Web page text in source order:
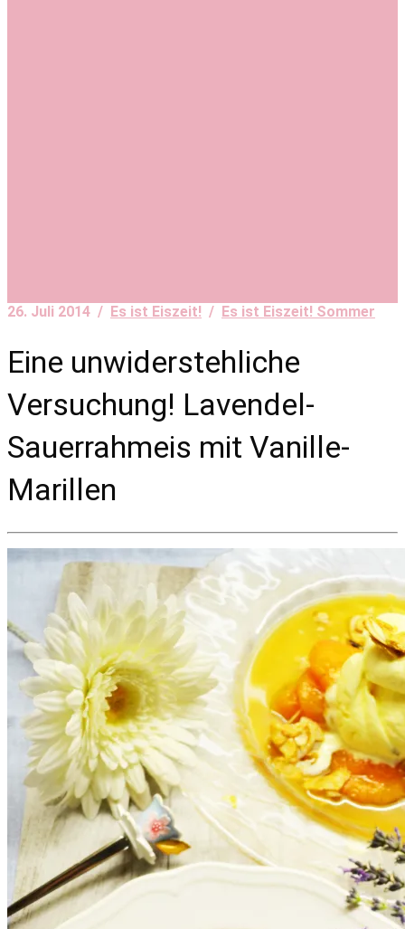
26. Juli 2014 / Es ist Eiszeit! / Es ist Eiszeit! Sommer
Eine unwiderstehliche
Versuchung! Lavendel-
Sauerrahmeis mit Vanille-
Marillen